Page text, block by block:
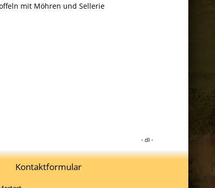
mit Möhren und Sellerie
dl
Kontaktformular